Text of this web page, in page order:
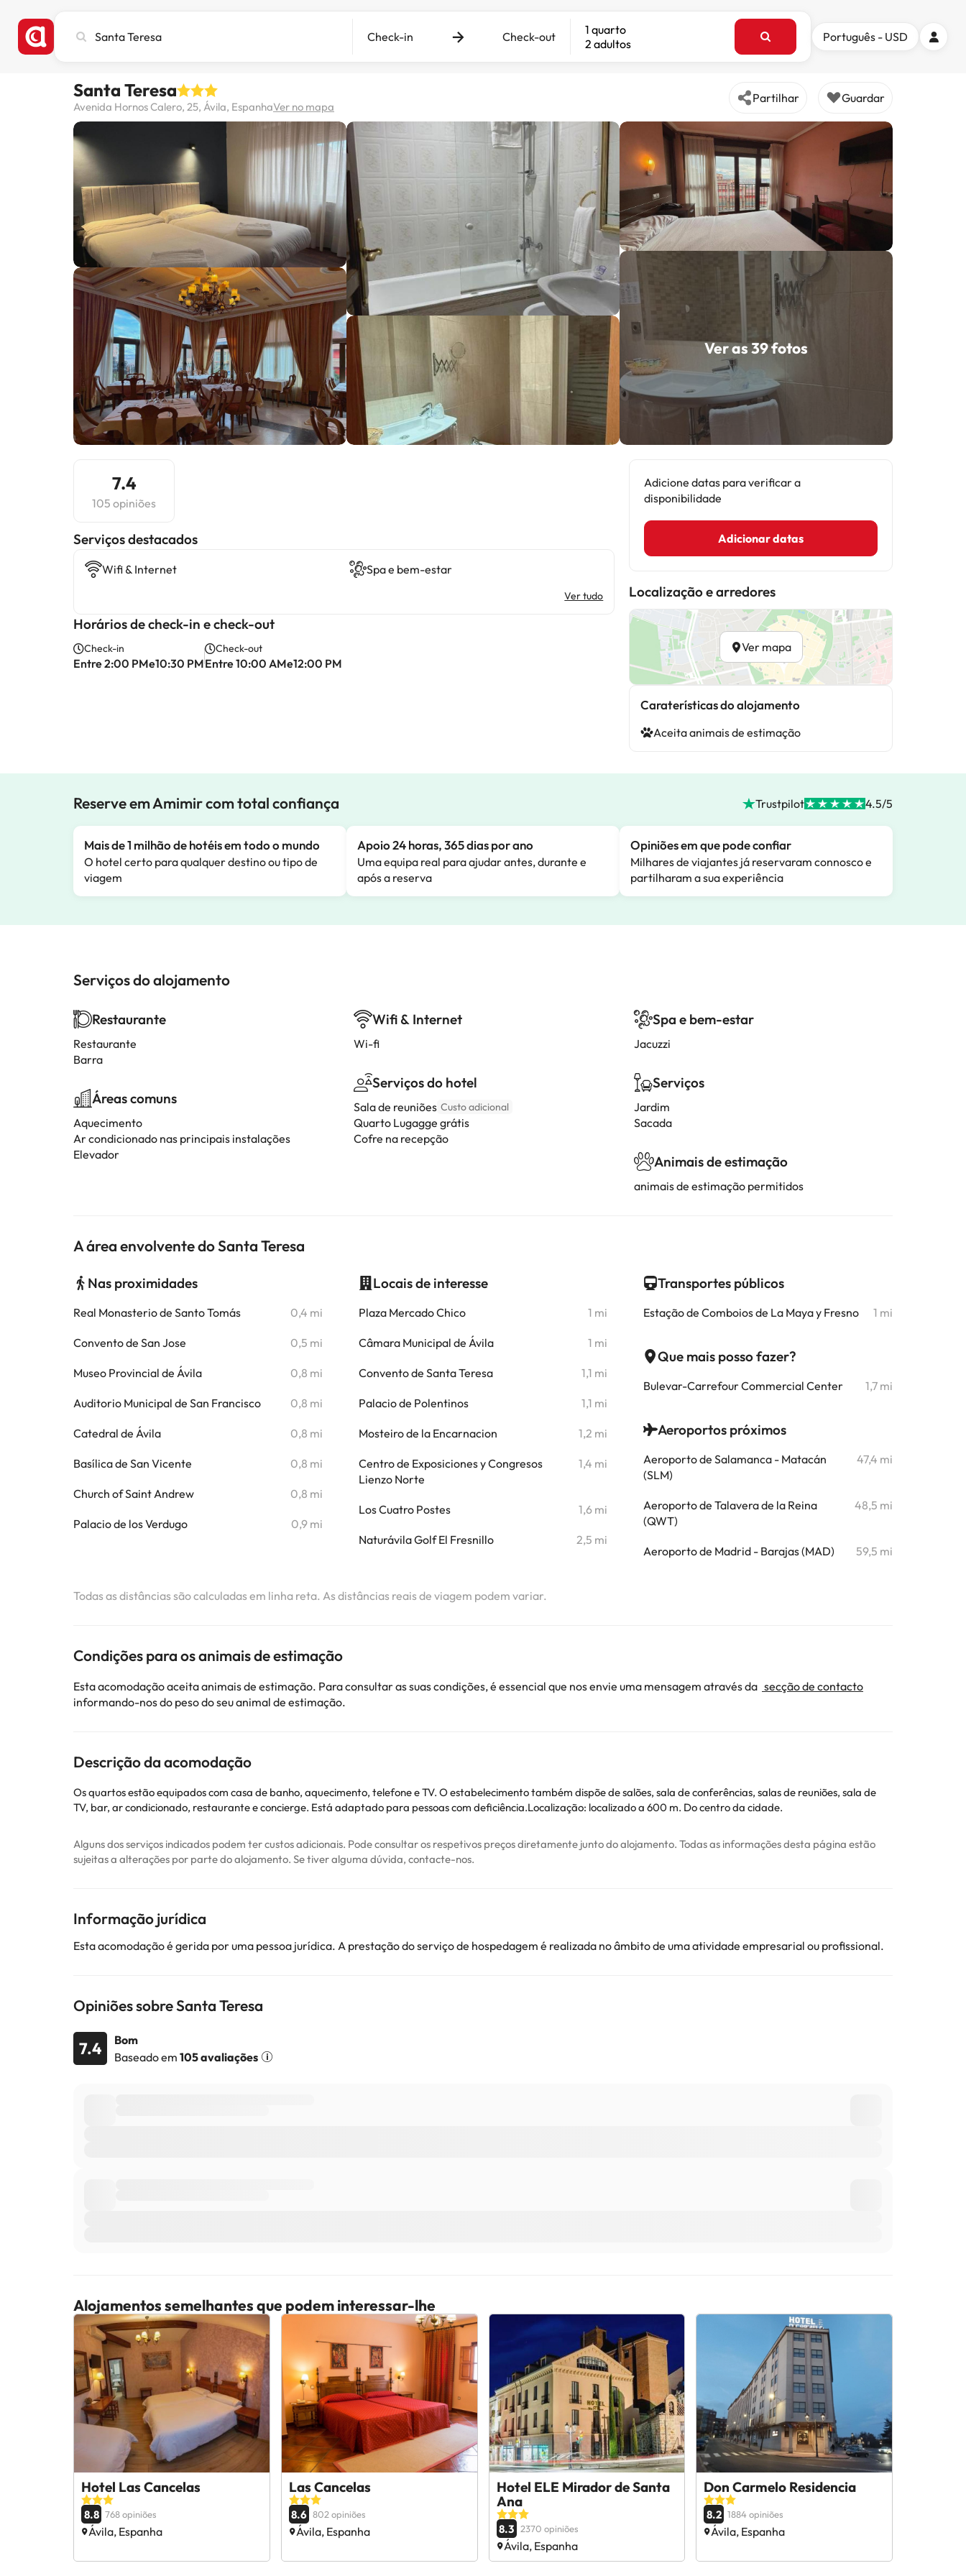
cidade,
destino
Check-in Check-out
1 quarto
2 adultos
Português - USD
Santa Teresa
Avenida Hornos Calero, 25, Ávila, EspanhaVer no mapa
Partilhar Guardar
Ver as 39 fotos
7.4
105 opiniões
Serviços destacados
Wifi & Internet Spa e bem-estar
Ver tudo
Horários de check-in e check-out
Check-in
Entre 2:00 PMe10:30 PM
Check-out
Entre 10:00 AMe12:00 PM
Adicione datas para verificar a
disponibilidade
Adicionar datas
Localização e arredores
Ver mapa
Caraterísticas do alojamento
Aceita animais de estimação
Reserve em Amimir com total confiança Trustpilot 4.5/5
Mais de 1 milhão de hotéis em todo o mundo
O hotel certo para qualquer destino ou tipo de
viagem
Apoio 24 horas, 365 dias por ano
Uma equipa real para ajudar antes, durante e
após a reserva
Opiniões em que pode confiar
Milhares de viajantes já reservaram connosco e
partilharam a sua experiência
Serviços do alojamento
Restaurante
Restaurante
Barra
Áreas comuns
Aquecimento
Ar condicionado nas principais instalações
Elevador
Wifi & Internet
Wi-fi
Serviços do hotel
Sala de reuniões Custo adicional
Quarto Lugagge grátis
Cofre na recepção
Spa e bem-estar
Jacuzzi
Serviços
Jardim
Sacada
Animais de estimação
animais de estimação permitidos
A área envolvente do Santa Teresa
Nas proximidades
Real Monasterio de Santo Tomás 0,4 mi
Convento de San Jose 0,5 mi
Museo Provincial de Ávila 0,8 mi
Auditorio Municipal de San Francisco 0,8 mi
Catedral de Ávila 0,8 mi
Basílica de San Vicente 0,8 mi
Church of Saint Andrew 0,8 mi
Palacio de los Verdugo 0,9 mi
Locais de interesse
Plaza Mercado Chico 1 mi
Câmara Municipal de Ávila 1 mi
Convento de Santa Teresa 1,1 mi
Palacio de Polentinos 1,1 mi
Mosteiro de la Encarnacion 1,2 mi
Centro de Exposiciones y Congresos
Lienzo Norte
1,4 mi
Los Cuatro Postes 1,6 mi
Naturávila Golf El Fresnillo 2,5 mi
Transportes públicos
Estação de Comboios de La Maya y Fresno 1 mi
Que mais posso fazer?
Bulevar-Carrefour Commercial Center 1,7 mi
Aeroportos próximos
Aeroporto de Salamanca - Matacán
(SLM)
47,4 mi
Aeroporto de Talavera de la Reina
(QWT)
48,5 mi
Aeroporto de Madrid - Barajas (MAD) 59,5 mi
Todas as distâncias são calculadas em linha reta. As distâncias reais de viagem podem variar.
Condições para os animais de estimação
Esta acomodação aceita animais de estimação. Para consultar as suas condições, é essencial que nos envie uma mensagem através da secção de contacto
informando-nos do peso do seu animal de estimação.
Descrição da acomodação
Os quartos estão equipados com casa de banho, aquecimento, telefone e TV. O estabelecimento também dispõe de salões, sala de conferências, salas de reuniões, sala de
TV, bar, ar condicionado, restaurante e concierge. Está adaptado para pessoas com deficiência.Localização: localizado a 600 m. Do centro da cidade.
Alguns dos serviços indicados podem ter custos adicionais. Pode consultar os respetivos preços diretamente junto do alojamento. Todas as informações desta página estão
sujeitas a alterações por parte do alojamento. Se tiver alguma dúvida, contacte-nos.
Informação jurídica
Esta acomodação é gerida por uma pessoa jurídica. A prestação do serviço de hospedagem é realizada no âmbito de uma atividade empresarial ou profissional.
Opiniões sobre Santa Teresa
7.4
Bom
Baseado em 105 avaliações
Alojamentos semelhantes que podem interessar-lhe
Hotel Las Cancelas
8.8 768 opiniões
Ávila, Espanha
Las Cancelas
8.6 802 opiniões
Ávila, Espanha
Hotel ELE Mirador de Santa
Ana
8.3 2370 opiniões
Ávila, Espanha
Don Carmelo Residencia
8.2 1884 opiniões
Ávila, Espanha